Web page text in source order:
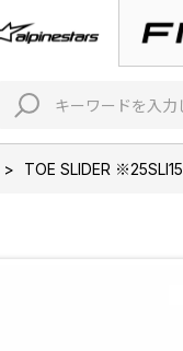
> TOE SLIDER ※25SLI15